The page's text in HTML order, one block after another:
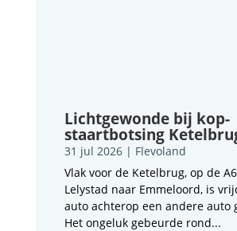
Lichtgewonde bij kop-
staartbotsing
31 jul 2026| Flevoland
Vlak voor de Ketelbrug, op de
Lelystad naar Emmeloord, is
auto achterop een andere auto
Het ongeluk gebeurde rond...